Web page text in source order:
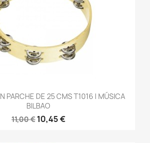
PARCHE DE 25 CMS T1016 | MÚSICA
BILBAO
11,00 € 10,45 €